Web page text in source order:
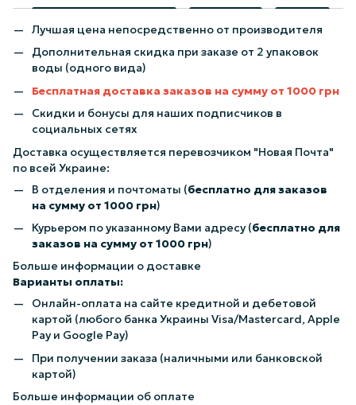
Лучшая цена непосредственно от производителя
Дополнительная скидка при заказе от 2 упаковок
воды (одного вида)
Бесплатная доставка заказов на сумму от 1000 грн
Скидки и бонусы для наших подписчиков в
социальных сетях
Доставка осуществляется перевозчиком "Новая Почта"
по всей Украине:
В отделения и почтоматы (бесплатно для заказов
на сумму от 1000 грн)
Курьером по указанному Вами адресу (бесплатно для
заказов на сумму от 1000 грн)
Больше информации о доставке
Варианты оплаты:
Онлайн-оплата на сайте кредитной и дебетовой
картой (любого банка Украины Visa/Mastercard, Apple
Pay и Google Pay)
При получении заказа (наличными или банковской
картой)
Больше информации об оплате